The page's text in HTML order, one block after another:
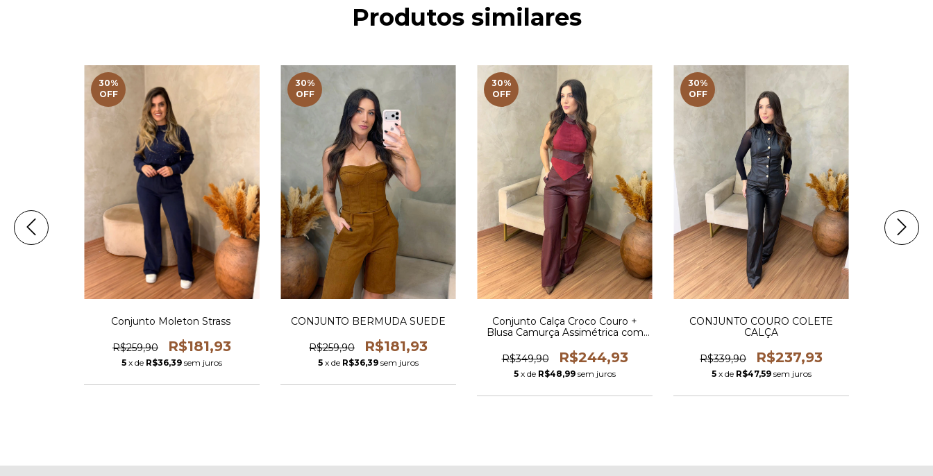
Produtos similares
30%
OFF
Conjunto Moleton Strass
R$259,90 R$181,93
5 x de R$36,39 sem juros
30%
OFF
CONJUNTO BERMUDA SUEDE
R$259,90 R$181,93
5 x de R$36,39 sem juros
30%
OFF
Conjunto Calça Croco Couro +
Blusa Camurça Assimétrica com
R$349,90
R$244,93
5 x de R$48,99 sem juros
30%
OFF
CONJUNTO COURO COLETE
CALÇA
R$339,90 R$237,93
5 x de R$47,59 sem juros